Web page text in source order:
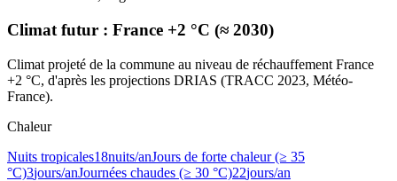
Climat futur : France +2 °C (≈ 2030)
Climat projeté de la commune au niveau de réchauffement France
+2 °C, d'après les projections DRIAS (TRACC 2023, Météo-
France).
Chaleur
Nuits tropicales18nuits/anJours de forte chaleur (≥ 35
°C)3jours/anJournées chaudes (≥ 30 °C)22jours/an